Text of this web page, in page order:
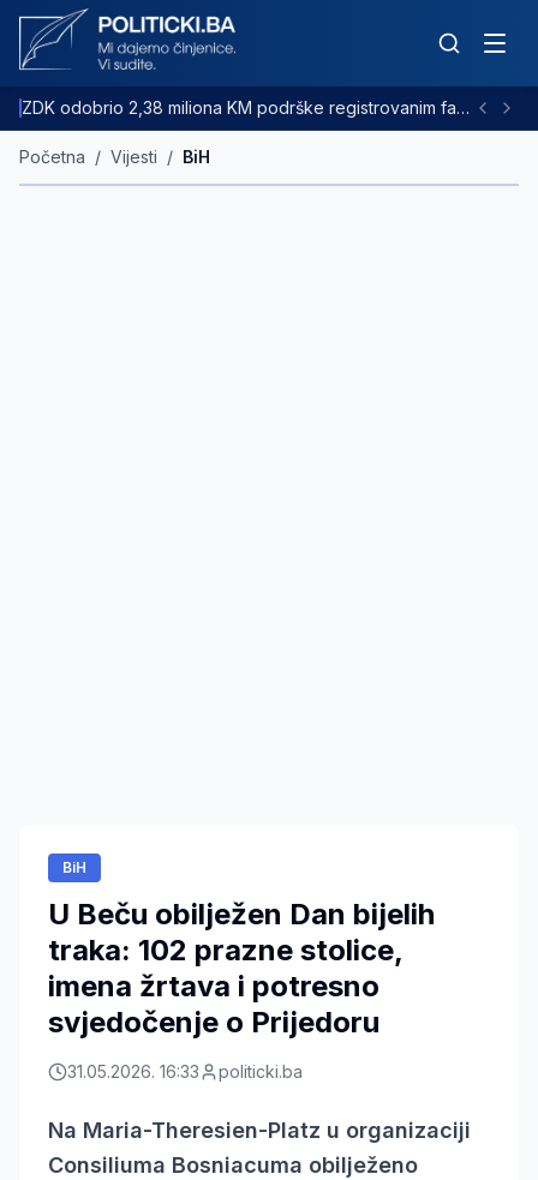
ZDK odobrio 2,38 miliona KM podrške registrovanim farmama goveda
Početna / Vijesti / BiH
BiH
U Beču obilježen Dan bijelih
traka: 102 prazne stolice,
imena žrtava i potresno
svjedočenje o Prijedoru
31.05.2026. 16:33 politicki.ba
Na Maria-Theresien-Platz u organizaciji
Consiliuma Bosniacuma obilježeno